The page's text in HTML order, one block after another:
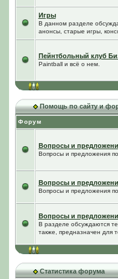
Игры
В данном разделе
анонсы, старые игры,
Пейнтбольный клуб
Paintball и всё о нем.
Помощь по сайту и
Форум
Вопросы и
Вопросы и предложения
Вопросы и
Вопросы и предложения
Вопросы и
В разделе обсуждаются
также, предназначен для
Статистика форума